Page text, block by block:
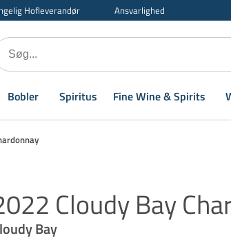
Hofleverandør Ansvarlighed
Bobler Spiritus Fine Wine & Spirits
Cloudy Bay
Bay